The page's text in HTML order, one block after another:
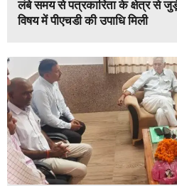
लंबे समय से पत्रकारिता के क्षेत्र से
विषय में पीएचडी की उपाधि मिली